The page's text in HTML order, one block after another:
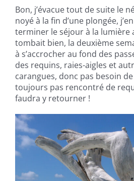
Bon, j’évacue tout de suite le
noyé à la fin d’une plongée,
terminer le séjour à la lumière
tombait bien, la deuxième
à s’accrocher au fond des
des requins, raies-aigles et
carangues, donc pas besoin de
toujours pas rencontré de
faudra y retourner !